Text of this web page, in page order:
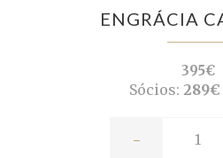
ENGRÁCIA
395€
Sócios: 289€
-